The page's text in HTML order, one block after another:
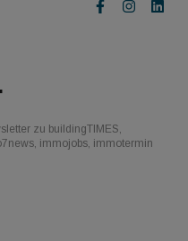
zu buildingTIMES,
immojobs, immotermin